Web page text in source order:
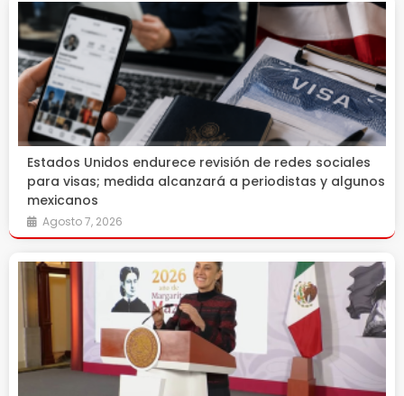
Estados Unidos endurece revisión de redes sociales
para visas; medida alcanzará a periodistas y algunos
mexicanos
Agosto 7, 2026